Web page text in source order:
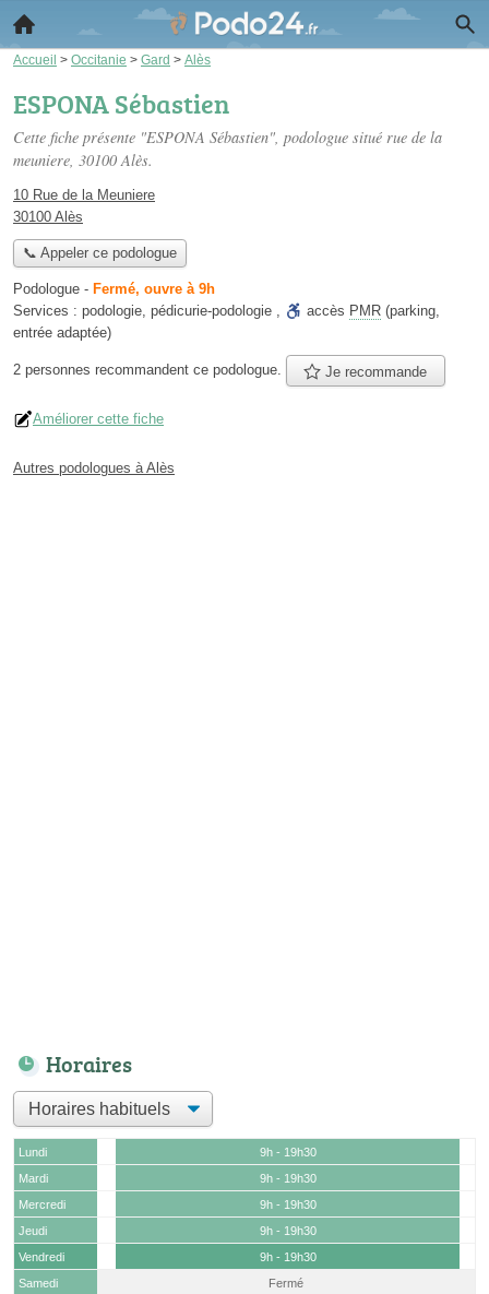
Accueil > Occitanie > Gard > Alès
ESPONA Sébastien
Cette fiche présente "ESPONA Sébastien", podologue situé rue de la
meuniere, 30100 Alès.
10 Rue de la Meuniere
30100 Alès
📞 Appeler ce podologue
Podologue - Fermé, ouvre à 9h
Services : podologie, pédicurie-podologie , accès PMR (parking,
entrée adaptée)
2 personnes recommandent ce podologue. Je recommande
Améliorer cette fiche
Autres podologues à Alès
Horaires
Lundi
9h - 19h30
Mardi
9h - 19h30
Mercredi
9h - 19h30
Jeudi
9h - 19h30
Vendredi
9h - 19h30
Samedi
Fermé